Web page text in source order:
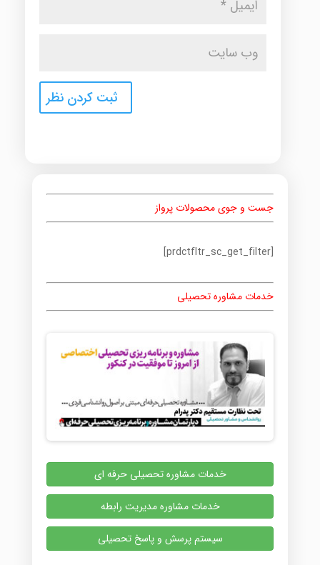
جست و جوی محصولات پرواز
[prdctfltr_sc_get_filter]
خدمات مشاوره تحصیلی
خدمات مشاوره تحصیلی حرفه ای
خدمات مشاوره مدیریت رابطه
سیستم پرسش و پاسخ تحصیلی